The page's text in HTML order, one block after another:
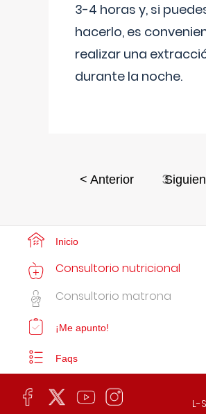
3-4 horas y, si
hacerlo, es
realizar una
durante la noche.
< Anterior 3
Inicio
Consultorio nutricional
Consultorio matrona
¡Me apunto!
Faqs
L-